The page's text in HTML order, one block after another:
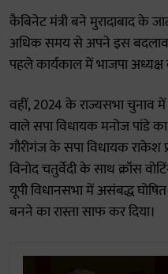
कैबिनेट मंत्री बने मुरादाबाद के
अधिक समय से अपने इस बदलाव
पहले कार्यकाल में भाजपा अध्यक्ष
वहीं, 2024 के राज्यसभा चुनाव
वाले सपा विधायक मनोज पांडे
गौरीगंज के सपा विधायक राकेश
विनोद चतुर्वेदी के साथ क्रॉस
यूपी विधानसभा में असंबद्ध
बनने का रास्ता साफ कर दिया।